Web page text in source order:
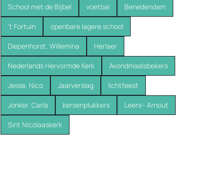
School met de Bijbel voetbal Benedendam
’t Fortuin openbare lagere school
Diepenhorst, Willemina Herlaer
Nederlands Hervormde Kerk Avondmaalsbekers
Jesse, Nico Jaarverslag lichtfeest
Jonker. Carla kersenplukkers Leers-- Arnout
Sint Nicolaaskerk